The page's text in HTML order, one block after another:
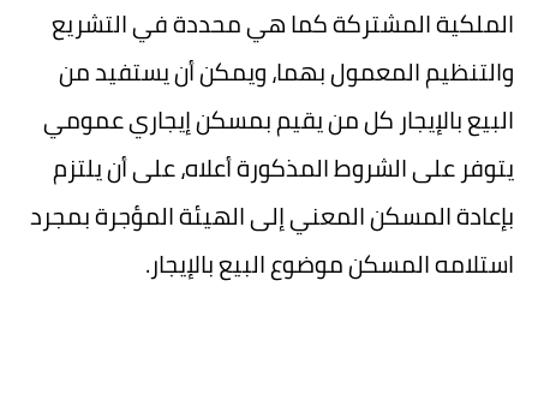
الملكية المشتركة كما هي محددة في التشريع
والتنظيم المعمول بهما، ويمكن أن يستفيد من
البيع بالإيجار كل من يقيم بمسكن إيجاري عمومي
يتوفر على الشروط المذكورة أعلاه، على أن يلتزم
بإعادة المسكن المعني إلى الهيئة المؤجرة بمجرد
استلامه المسكن موضوع البيع بالإيجار.